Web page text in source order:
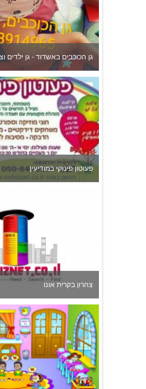
גן הכוכבים באשדוד - גן ילדים
פעוטון פינוקי במודיעין
צהרון בקרית אונו